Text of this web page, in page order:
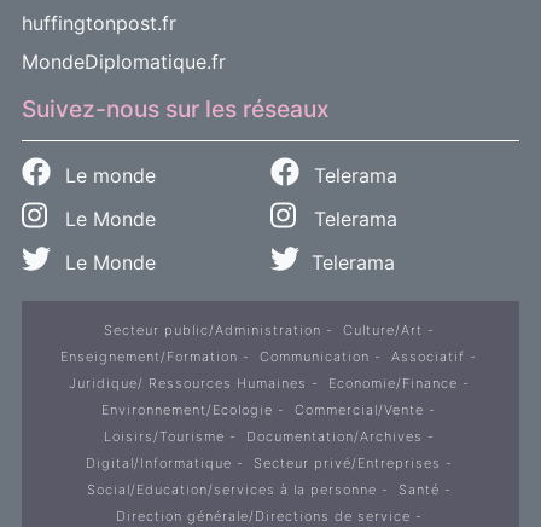
huffingtonpost.fr
MondeDiplomatique.fr
Suivez-nous sur les réseaux
Le monde
Telerama
Le Monde
Telerama
Le Monde
Telerama
Secteur public/Administration
Culture/Art
Enseignement/Formation
Communication
Associatif
Juridique/ Ressources Humaines
Economie/Finance
Environnement/Ecologie
Commercial/Vente
Loisirs/Tourisme
Documentation/Archives
Digital/Informatique
Secteur privé/Entreprises
Social/Education/services à la personne
Santé
Direction générale/Directions de service